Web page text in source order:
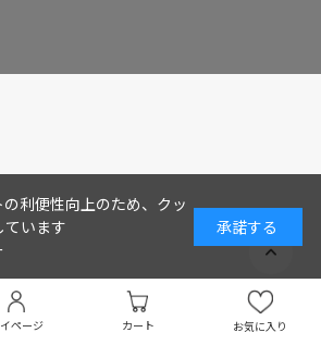
ページ カート お気に入り
利便性向上のため、クッ
います
承諾する